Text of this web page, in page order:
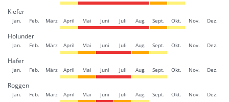
Kiefer
Jan. Feb. März April Mai Juni Juli Aug. Sept. Okt. Nov. Dez.
Holunder
Jan. Feb. März April Mai Juni Juli Aug. Sept. Okt. Nov. Dez.
Hafer
Jan. Feb. März April Mai Juni Juli Aug. Sept. Okt. Nov. Dez.
Roggen
Jan. Feb. März April Mai Juni Juli Aug. Sept. Okt. Nov. Dez.